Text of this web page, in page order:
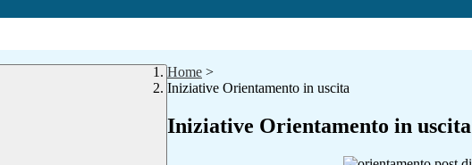
Home >
Iniziative Orientamento in uscita
Iniziative Orientamento in uscita